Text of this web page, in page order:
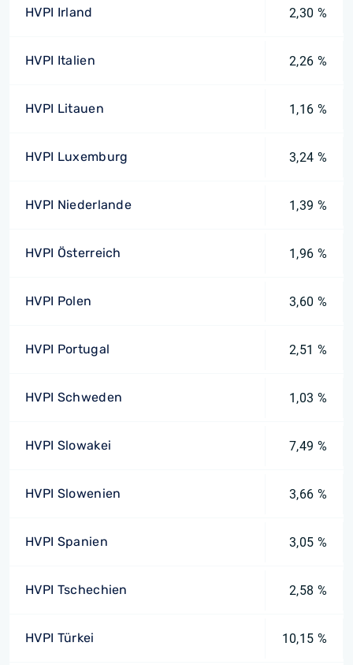
HVPI Irland 2,30 %
HVPI Italien 2,26 %
HVPI Litauen 1,16 %
HVPI Luxemburg 3,24 %
HVPI Niederlande 1,39 %
HVPI Österreich 1,96 %
HVPI Polen 3,60 %
HVPI Portugal 2,51 %
HVPI Schweden 1,03 %
HVPI Slowakei 7,49 %
HVPI Slowenien 3,66 %
HVPI Spanien 3,05 %
HVPI Tschechien 2,58 %
HVPI Türkei 10,15 %